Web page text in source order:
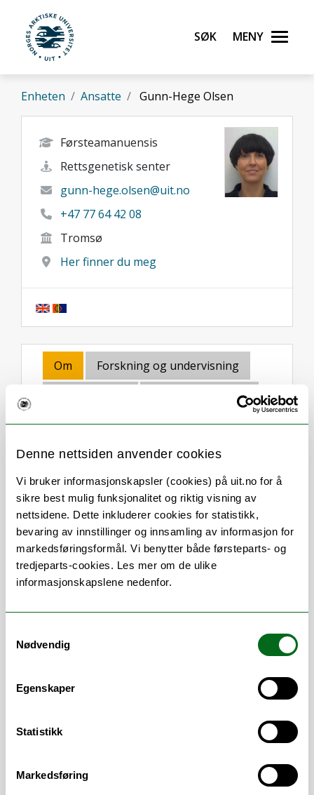
Denne nettsiden anvender cookies
Vi bruker informasjonskapsler (cookies) på uit.no for å
sikre best mulig funksjonalitet og riktig visning av
nettsidene. Dette inkluderer cookies for statistikk,
bevaring av innstillinger og innsamling av informasjon for
markedsføringsformål. Vi benytter både førsteparts- og
tredjeparts-cookies. Les mer om de ulike
informasjonskapslene nedenfor.
Nødvendig
Egenskaper
Statistikk
Markedsføring
Gå til hovedinnhold
UiT Norges arktiske universitet
Søk Meny
Enheten Ansatte Gunn-Hege Olsen
Førsteamanuensis
Rettsgenetisk senter
gunn-hege.olsen@uit.no
+47 77 64 42 08
Tromsø
Her finner du meg
Om
Forskning og undervisning
Her finner du meg
Jeg er ansatt som førsteamanuensis ved
Rettsgenetisk senter (RGS) ved UiT,
Norges arktiske universitet. Som
kvalitetsleder har jeg ansvaret for
senterets kvalitetsarbeid, inkludert å
vedlikeholde akkrediteringen i henhold til
ISO/IEC 17025. Jeg har også
med DNA-analyser for politiet, bl.a.
mastergradskurset "MBI-3013 Human
genetics", og utfører også annen
bachelor-, master- og ph.d.-studenter.